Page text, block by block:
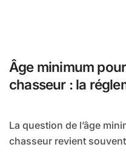
Âge minimum
chasseur : la
La question de l’âge minimum pour accompagner un
chasseur revient